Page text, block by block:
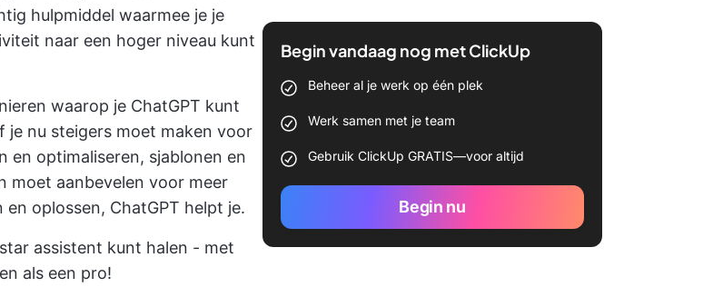
hulpmiddel waarmee je je
naar een hoger niveau kunt
waarop je ChatGPT kunt
je nu steigers moet maken voor
en optimaliseren, sjablonen en
moet aanbevelen voor meer
oplossen, ChatGPT helpt je.
assistent kunt halen - met
als een pro!
Begin vandaag nog met ClickUp
Beheer al je werk op één plek
Werk samen met je team
Gebruik ClickUp GRATIS—voor altijd
Begin nu